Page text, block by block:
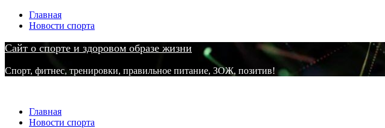
ПерейтиГлавная
Новости спорта
Сайт о спорте и здоровом образе жизни
Спорт, фитнес, тренировки, правильное питание, ЗОЖ, позитив!
Главная
Новости спорта